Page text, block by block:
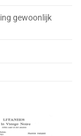
gewoonlijk